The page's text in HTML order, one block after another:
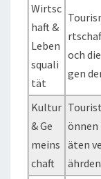
Wirtsc
haft &
Leben
squali
tät
och
gen
Kultur
& Ge
meins
chaft
äten